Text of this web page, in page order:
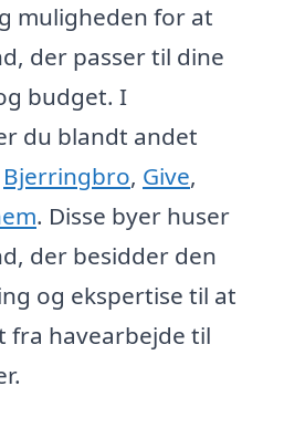
muligheden for at
der passer til dine
budget. I
du blandt andet
Bjerringbro, Give,
. Disse byer huser
der besidder den
og ekspertise til at
fra havearbejde til